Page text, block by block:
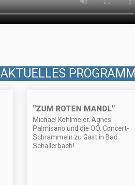
AKTUELLES PROGRAMM
"ZUM ROTEN MANDL"
Michael Köhlmeier, Agnes
Palmisano und die OÖ. Concert-
Schrammeln zu Gast in Bad
Schallerbach!